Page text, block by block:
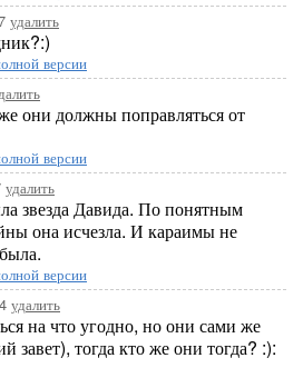
удалить
версии
они должны поправляться от
версии
удалить
звезда Давида. По понятным
она исчезла. И караимы не
версии
удалить
на что угодно, но они сами же
завет), тогда кто же они тогда? :):